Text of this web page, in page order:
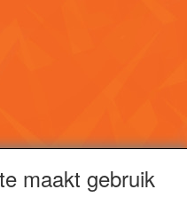
maakt gebruik